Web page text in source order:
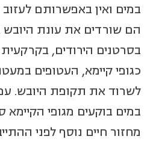
במים ואין באפשרותם
הם שורדים את עונת
בסרטנים הירודים,
כגופי קיימא, העטופים
לשרוד את תקופת היובש.
במים בוקעים מגופי
מחזור חיים נוסף לפני